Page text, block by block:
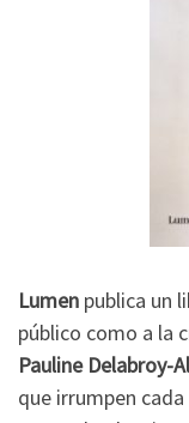
Lumen publica un
público como a la
Pauline Delabroy-
que irrumpen